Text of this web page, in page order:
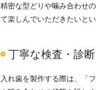
精密な型どりや噛み合わせ
て楽しんでいただきたいと
丁寧な検査・診断
入れ歯を製作する際は、「